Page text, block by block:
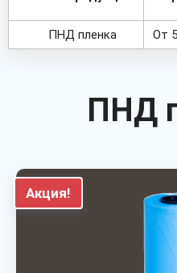
ПНД пленка От
ПНД
Акция!